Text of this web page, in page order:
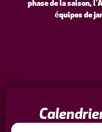
phase de la saison,
équipes de